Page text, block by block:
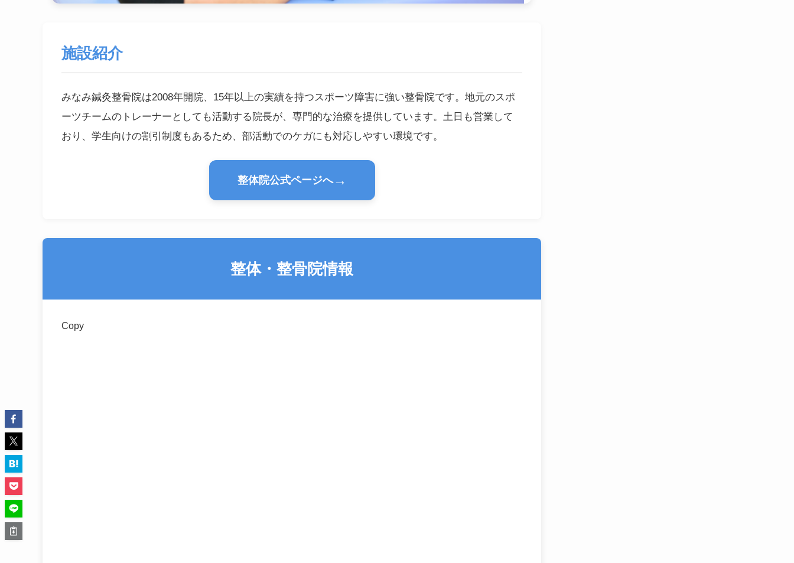
施設紹介
みなみ鍼灸整骨院は2008年開院、15年以上の実績を持つスポーツ障害に強い整骨院です。地元のスポ
ーツチームのトレーナーとしても活動する院長が、専門的な治療を提供しています。土日も営業して
おり、学生向けの割引制度もあるため、部活動でのケガにも対応しやすい環境です。
整体院公式ページへ→
整体・整骨院情報
Copy